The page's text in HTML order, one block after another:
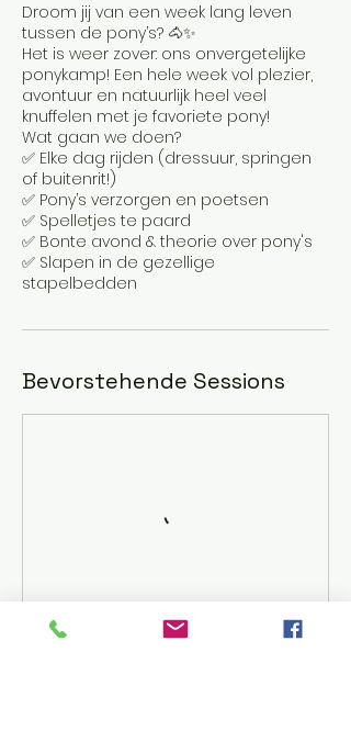
Droom jij van een week lang leven
tussen de pony’s? 🐴✨
Het is weer zover: ons onvergetelijke
ponykamp! Een hele week vol plezier,
avontuur en natuurlijk heel veel
knuffelen met je favoriete pony!
Wat gaan we doen?
✅ Elke dag rijden (dressuur, springen
of buitenrit!)
✅ Pony’s verzorgen en poetsen
✅ Spelletjes te paard
✅ Bonte avond & theorie over pony's
✅ Slapen in de gezellige
stapelbedden
Bevorstehende Sessions